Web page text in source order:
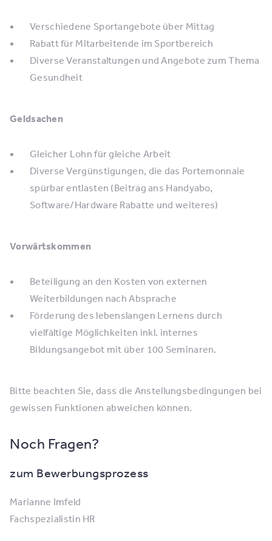
Verschiedene Sportangebote über Mittag
Rabatt für Mitarbeitende im Sportbereich
Diverse Veranstaltungen und Angebote zum Thema
Gesundheit
Geldsachen
Gleicher Lohn für gleiche Arbeit
Diverse Vergünstigungen, die das Portemonnaie
spürbar entlasten (Beitrag ans Handyabo,
Software/Hardware Rabatte und weiteres)
Vorwärtskommen
Beteiligung an den Kosten von externen
Weiterbildungen nach Absprache
Förderung des lebenslangen Lernens durch
vielfältige Möglichkeiten inkl. internes
Bildungsangebot mit über 100 Seminaren.
Bitte beachten Sie, dass die Anstellungsbedingungen bei
gewissen Funktionen abweichen können.
Noch Fragen?
zum Bewerbungsprozess
Marianne Imfeld
Fachspezialistin HR